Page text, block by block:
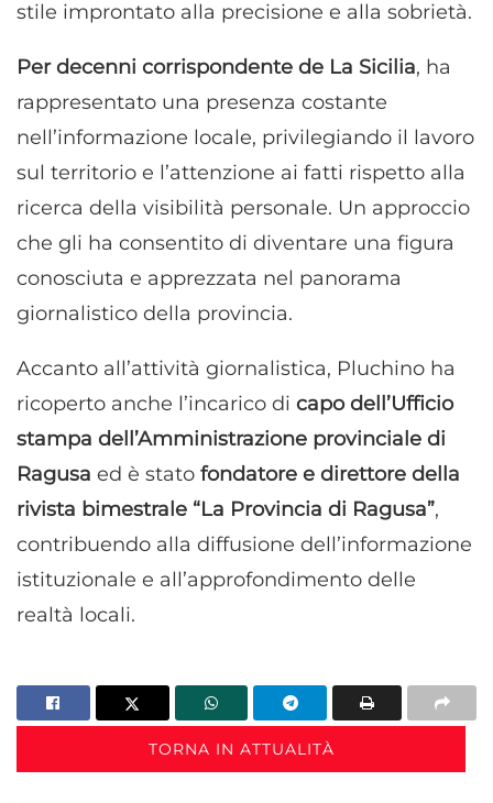
stile improntato alla precisione e alla sobrietà.
Per decenni corrispondente de La Sicilia, ha
rappresentato una presenza costante
nell’informazione locale, privilegiando il lavoro
sul territorio e l’attenzione ai fatti rispetto alla
ricerca della visibilità personale. Un approccio
che gli ha consentito di diventare una figura
conosciuta e apprezzata nel panorama
giornalistico della provincia.
Accanto all’attività giornalistica, Pluchino ha
ricoperto anche l’incarico di capo dell’Ufficio
stampa dell’Amministrazione provinciale di
Ragusa ed è stato fondatore e direttore della
rivista bimestrale “La Provincia di Ragusa”,
contribuendo alla diffusione dell’informazione
istituzionale e all’approfondimento delle
realtà locali.
TORNA IN ATTUALITÀ